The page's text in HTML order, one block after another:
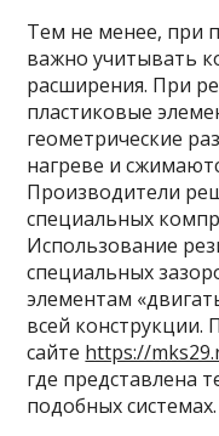
Тем не менее, при
важно учитывать
расширения. При
пластиковые
геометрические
нагреве и
Производители
специальных
Использование
специальных
элементам
всей конструкции.
сайте https://
где представлена
подобных системах.